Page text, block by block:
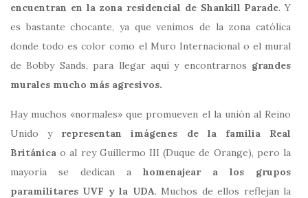
encuentran en la zona residencial de Shankill Parade. Y
es bastante chocante, ya que venimos de la zona católica
donde todo es color como el Muro Internacional o el mural
de Bobby Sands, para llegar aquí y encontrarnos grandes
murales mucho más agresivos.
Hay muchos «normales» que promueven el la unión al Reino
Unido y representan imágenes de la familia Real
Británica o al rey Guillermo III (Duque de Orange), pero la
mayoría se dedican a homenajear a los grupos
paramilitares UVF y la UDA. Muchos de ellos reflejan la